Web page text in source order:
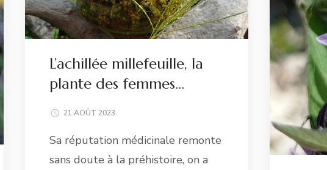
L’achillée millefeuille, la
plante des femmes…
21 AOÛT 2023
Sa réputation médicinale remonte
sans doute à la préhistoire, on a